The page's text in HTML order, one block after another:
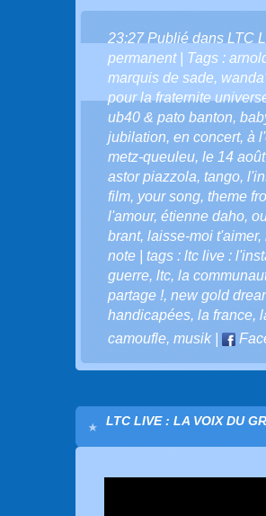
23:27 Publié dans LTC
permanent| Tags :
marquis de sade,
pour la fraternite
ub40 & pato banton,
jubilation, en concert, à
metz-queuleu, le 14
astor piazzola, tango,
film, your song, theme
l'amour, étienne daho,
brant, laisse-moi t'aimer,
note | tags : ltc live :
guerre, ltc, la
partage !, new gold
handicapées, la france,
camoufle, musik|
LTC LIVE : LA VOIX DU